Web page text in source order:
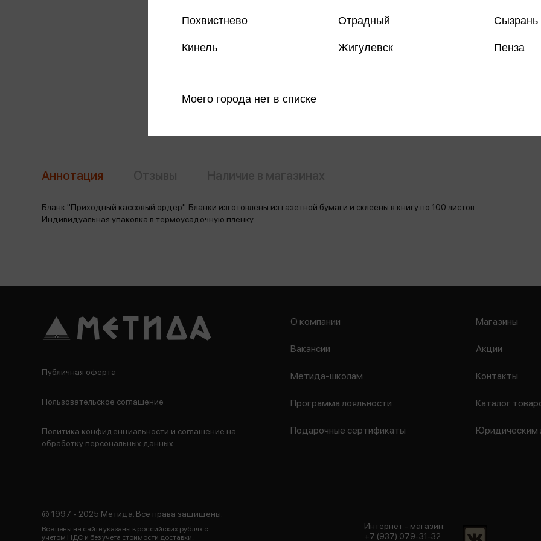
Аннотация
Бланк "Приходный кассовый ордер". Бланки изготовлены из газетной бумаги и склеены в книгу по 100 листов.
Индивидуальная упаковка в термоусадочную пленку.
Похвистнево Отрадный Сызрань
Кинель Жигулевск Пенза
Моего города нет в списке
О компании
Вакансии
Метида-школам
Программа лояльности
Подарочные сертификаты
Магазины
Акции
Контакты
Каталог
Юридическим
Публичная оферта
Пользовательское соглашение
Политика конфиденциальности и соглашение на
обработку персональных данных
© 1997 - 2025 Метида. Все права защищены.
Все цены на сайте указаны в российских рублях с
учетом НДС и без учета стоимости доставки.
Интернет - магазин:
+7 (937) 079-31-32